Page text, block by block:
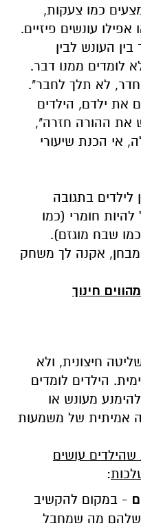
כמו צעקות,
אפילו עונשים פיזיים.
העונש לבין
לומדים ממנו דבר.
לא תלך לחבר".
את ילדם, הילדים
את ההורה חזרה",
אי הכנת שיעורי
לילדים בתגובה
חומרי (כמו
שבח מוגזם).
"אם תקבל ציון 100 במבחן, אקנה לך משחק
חינוך
חיצונית, ולא
הילדים לומדים
מעונש או
אמיתית של משמעות
עושים
:
- במקום להקשיב
שלהם מה שמחבל